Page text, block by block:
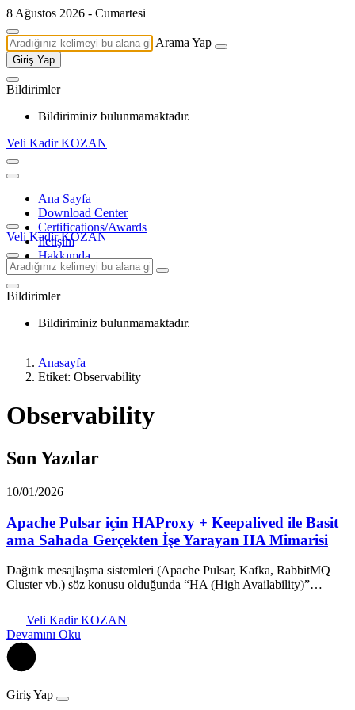
8 Ağustos 2026 - Cumartesi
Arama Yap
Giriş Yap
Bildirimler
Bildiriminiz bulunmamaktadır.
Veli Kadir KOZAN
Ana Sayfa
Download Center
Certifications/Awards
İletişim
Hakkımda
Veli Kadir KOZAN
Bildirimler
Bildiriminiz bulunmamaktadır.
Anasayfa
Etiket: Observability
Observability
Son Yazılar
10/01/2026
Apache Pulsar için HAProxy + Keepalived ile Basit
ama Sahada Gerçekten İşe Yarayan HA Mimarisi
Dağıtık mesajlaşma sistemleri (Apache Pulsar, Kafka, RabbitMQ
Cluster vb.) söz konusu olduğunda “HA (High Availability)”…
Veli Kadir KOZAN
Devamını Oku
Giriş Yap